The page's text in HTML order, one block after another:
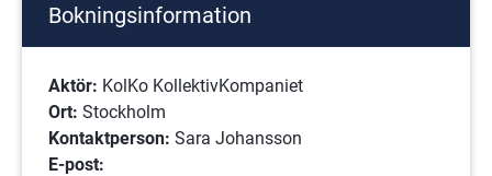
Bokningsinformation
Aktör: KolKo KollektivKompaniet
Ort: Stockholm
Kontaktperson: Sara Johansson
E-post: